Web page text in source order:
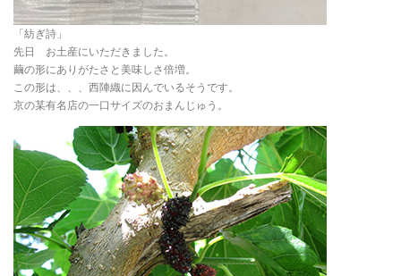
「紡ぎ詩」
先日 お土産にいただきました。
繭の形にありがたさと美味しさ倍増。
この形は、、、西陣織に因んでいるそうです。
京の某有名店の一口サイズのおまんじゅう。